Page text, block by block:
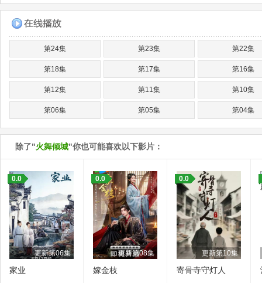
第24集 第23集 第22集
第18集 第17集 第16集
第12集 第11集 第10集
第06集 第05集 第04集
除了"火舞倾城"你也可能喜欢以下影片：
更新第06集
0.0
家业
更新第08集
0.0
嫁金枝
更新第10集
0.0
寄骨寺守灯人